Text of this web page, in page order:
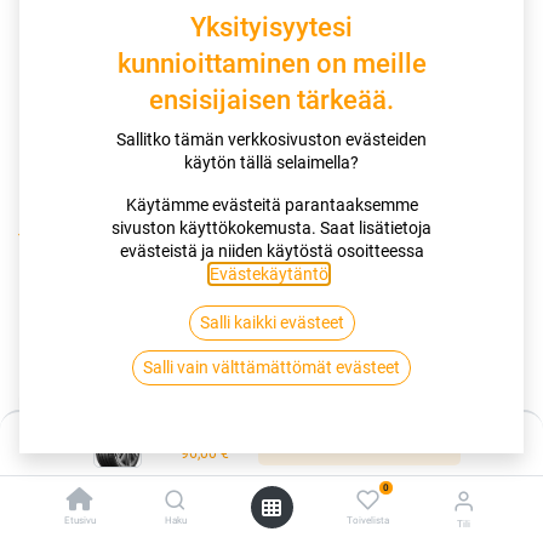
96,00€
Etusivu Haku
0
Toivelista Tili
Kauppa 185/65R15 92T MATADOR HECTORRA 5 XL EVC
185/65R15 92T MATADOR
HECTORRA 5 XL EVC
Yksityisyytesi
kunnioittaminen on meille
ensisijaisen tärkeää.
Sallitko tämän verkkosivuston evästeiden
käytön tällä selaimella?
Käytämme evästeitä parantaaksemme
sivuston käyttökokemusta. Saat lisätietoja
evästeistä ja niiden käytöstä osoitteessa
Evästekäytäntö
Salli kaikki evästeet
Salli vain välttämättömät evästeet